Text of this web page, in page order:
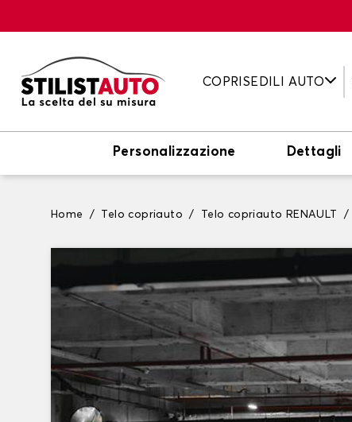
COPRISEDILI AUTO
Personalizzazione Dettagli
Home Telo copriauto Telo copriauto RENAULT